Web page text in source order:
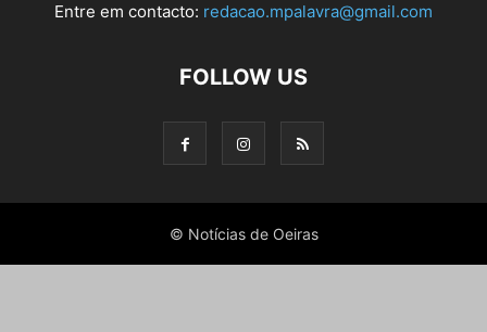
Entre em contacto: redacao.mpalavra@gmail.com
FOLLOW US
© Notícias de Oeiras